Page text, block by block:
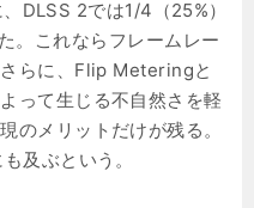
DLSS 2では1/4（25%）
。これならフレームレー
らに、Flip Meteringと
って生じる不自然さを軽
のメリットだけが残る。
及ぶという。